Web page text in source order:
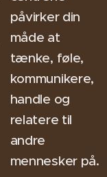
påvirker din
måde at
tænke, føle,
kommunikere,
handle og
relatere til
andre
mennesker på.